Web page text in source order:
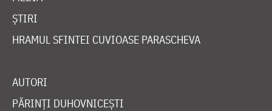
ȘTIRI
HRAMUL SFINTEI CUVIOASE PARASCHEVA
AUTORI
PĂRINȚI DUHOVNICEȘTI